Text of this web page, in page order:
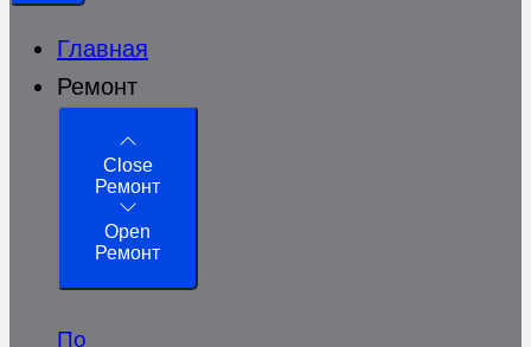
Главная
Ремонт
Close
Ремонт
Open
Ремонт
По